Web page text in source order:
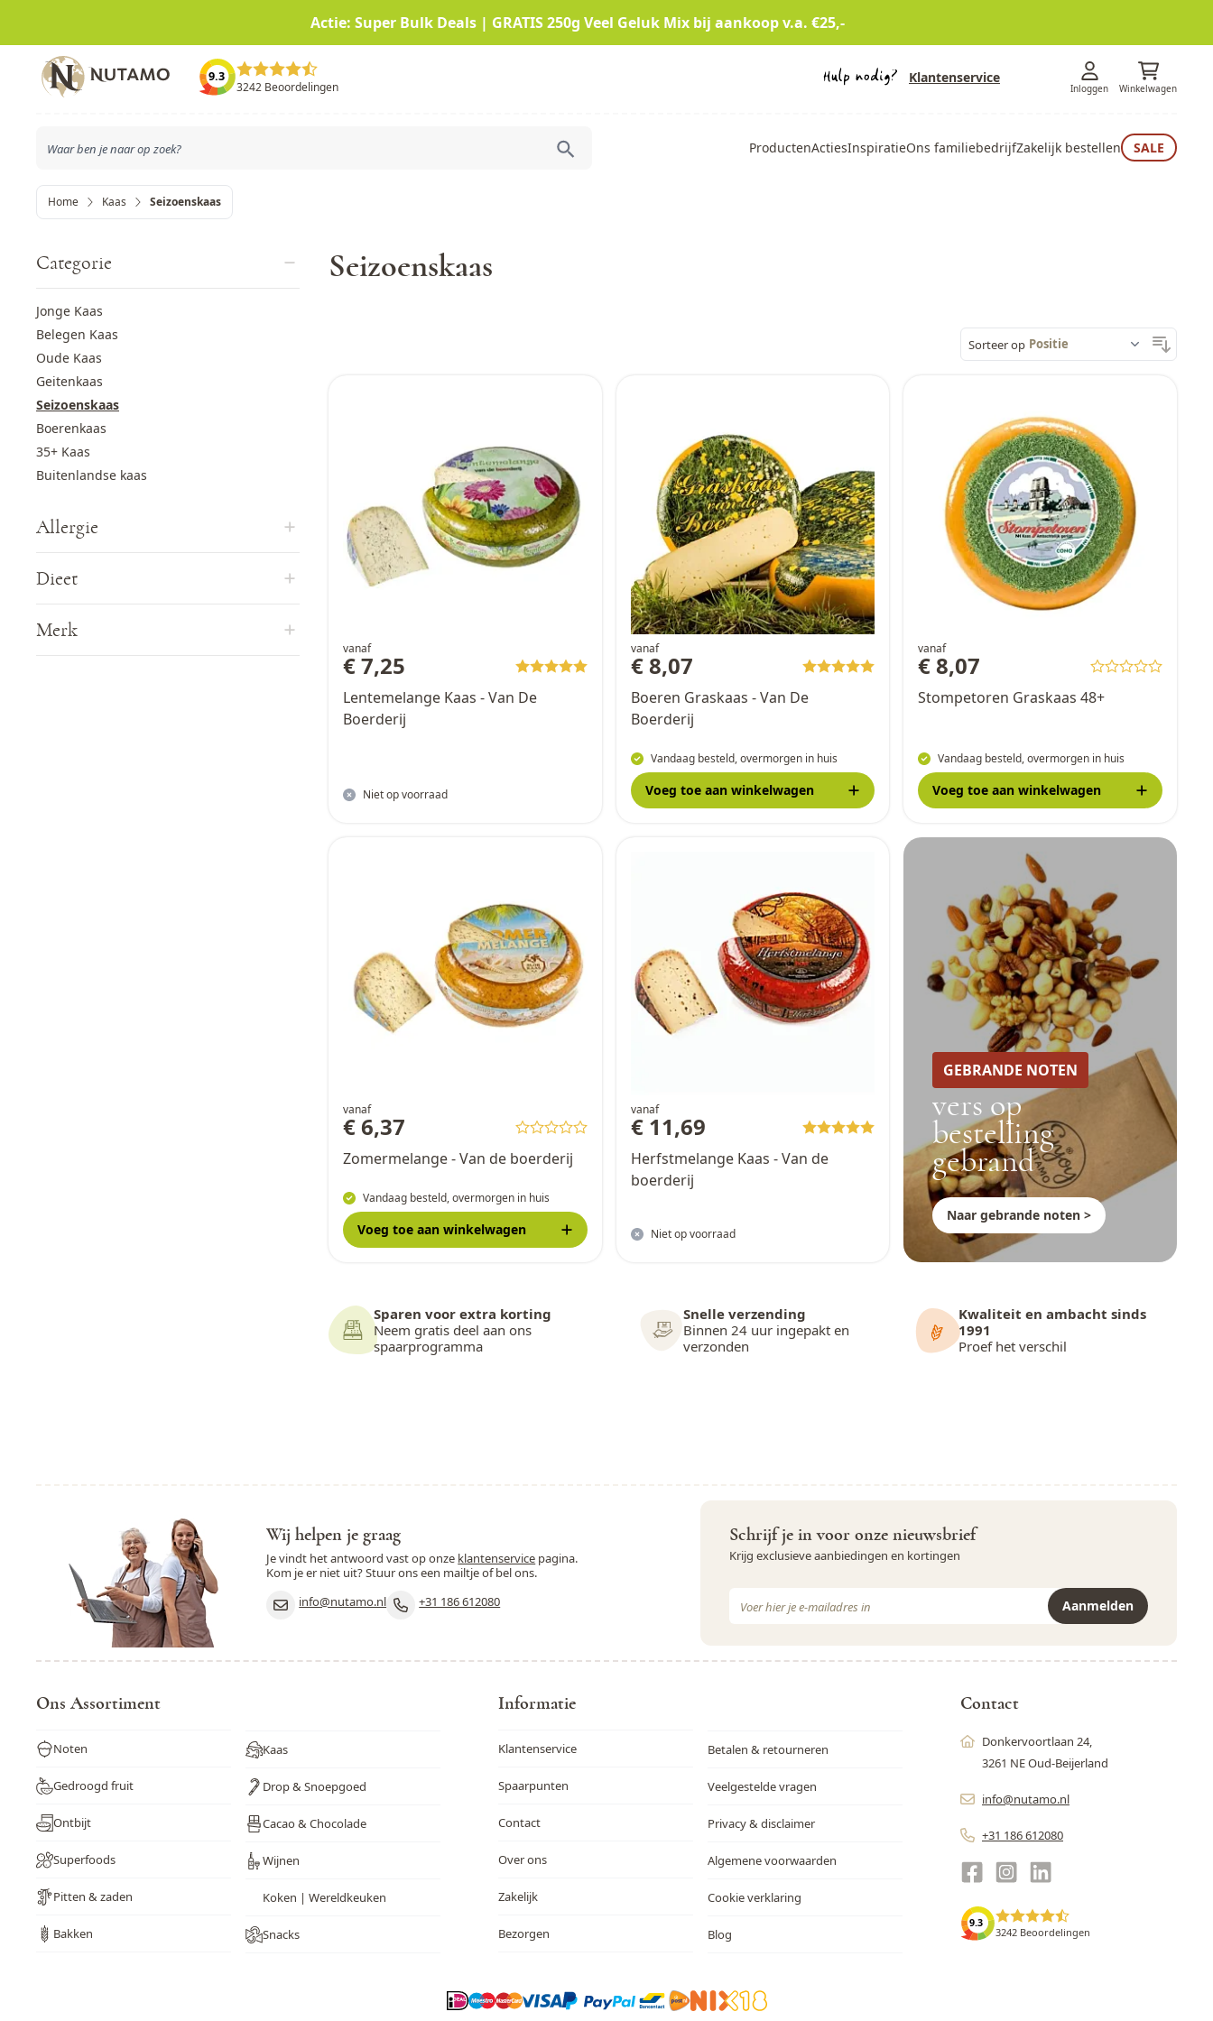
Actie: Super Bulk Deals | GRATIS 250g Veel Geluk Mix bij aankoop v.a. €25,-
Ga naar de inhoud
9.3
3242 Beoordelingen
Klantenservice
Inloggen Winkelwagen
ProductenActiesInspiratieOns familiebedrijfZakelijk bestellen SALE
Home Kaas Seizoenskaas
Categorie
Jonge Kaas
Belegen Kaas
Oude Kaas
Geitenkaas
Seizoenskaas
Boerenkaas
35+ Kaas
Buitenlandse kaas
Allergie
Dieet
Merk
Seizoenskaas
Sorteer op
vanaf
€ 7,25
Lentemelange Kaas - Van De
Boerderij
Niet op voorraad
vanaf
€ 8,07
Boeren Graskaas - Van De
Boerderij
Vandaag besteld, overmorgen in huis
Voeg toe aan winkelwagen
vanaf
€ 8,07
Stompetoren Graskaas 48+
Vandaag besteld, overmorgen in huis
Voeg toeaan winkelwagen
vanaf
€ 6,37
Zomermelange - Van de boerderij
Vandaag besteld, overmorgen in huis
Voeg toe aan winkelwagen
vanaf
€ 11,69
Herfstmelange Kaas - Van de
boerderij
Niet op voorraad
Sparen voor extra korting
Neem gratis deel aan ons
spaarprogramma
Snelle verzending
Binnen 24 uur ingepakt en
verzonden
Kwaliteit en ambacht sinds
1991
Proef het verschil
GEBRANDE NOTEN
vers op
bestelling
gebrand
Naar gebrande noten >
Wij helpen je graag
Je vindt het antwoord vast op onze klantenservice pagina.
Kom je er niet uit? Stuur ons een mailtje of bel ons.
info@nutamo.nl
+31 186 612080
Schrijf je in voor onze nieuwsbrief
Krijg exclusieve aanbiedingen en kortingen
Aanmelden
Ons Assortiment
Noten
Gedroogd fruit
Ontbijt
Superfoods
Pitten & zaden
Bakken
Kaas
Drop & Snoepgoed
Cacao & Chocolade
Wijnen
Koken | Wereldkeuken
Snacks
Informatie
Klantenservice
Spaarpunten
Contact
Over ons
Zakelijk
Bezorgen
Betalen & retourneren
Veelgestelde vragen
Privacy & disclaimer
Algemene voorwaarden
Cookie verklaring
Blog
Contact
Donkervoortlaan 24,
3261 NE Oud-Beijerland
info@nutamo.nl
+31 186 612080
9.3
3242 Beoordelingen